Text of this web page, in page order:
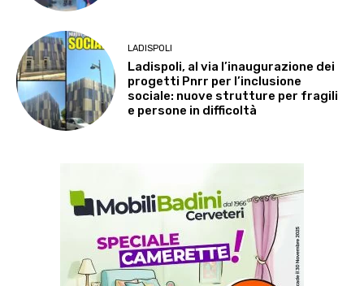
LADISPOLI
Ladispoli, al via l’inaugurazione dei
progetti Pnrr per l’inclusione
sociale: nuove strutture per fragili
e persone in difficoltà